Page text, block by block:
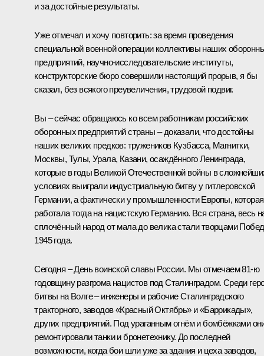
и за достойные результаты.
Уже отмечал и хочу повторить: за время проведения
специальной военной операции коллективы наших
предприятий, научно-исследовательские институты,
конструкторские бюро совершили настоящий прорыв, я бы
сказал, без всякого преувеличения, трудовой подвиг.
Вы – сейчас обращаюсь ко всем работникам российских
оборонных предприятий страны – доказали, что достойны
наших великих предков: тружеников Кузбасса, Магнитки,
Москвы, Тулы, Урала, Казани, осаждённого Ленинграда,
которые в годы Великой Отечественной войны в
условиях выиграли индустриальную битву у гитлеровской
Германии, а фактически у промышленности Европы, которая
работала тогда на нацистскую Германию. Вся страна, весь
сплочённый народ от мала до велика стали творцами
1945 года.
Сегодня – День воинской славы России. Мы отмечаем 81-ю
годовщину разгрома нацистов под Сталинградом. Среди
битвы на Волге – инженеры и рабочие Сталинградского
тракторного, заводов «Красный Октябрь» и «Баррикады»,
других предприятий. Под ураганным огнём и бомбёжками
ремонтировали танки и бронетехнику. До последней
возможности, когда бои шли уже за здания и цеха заводов,